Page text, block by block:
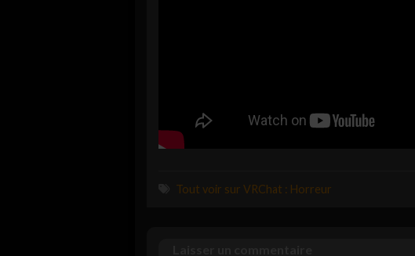
Tout voir sur VRChat : Horreur